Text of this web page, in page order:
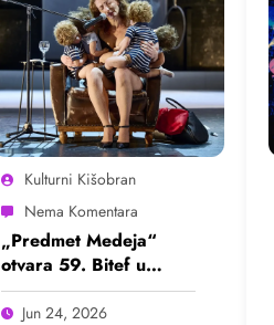
Kulturni Kišobran
„Predmet Medeja“
otvara 59. Bitef u
septembru
Jun 24, 2026